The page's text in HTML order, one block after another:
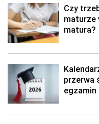
Czy
maturze
matura?
przerwa